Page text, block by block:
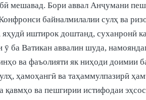
мешавад. Бори аввал Анҷумани
байналмилалии сулҳ ва
иштирок доштанд, суханронӣ
ба Ватикан аввалин шуда,
ва фаъолияти як ниҳоди доимии
ҳамоҳангӣ ва таҳаммулпазирӣ
қавмҳо ва пешгирии истифодаи